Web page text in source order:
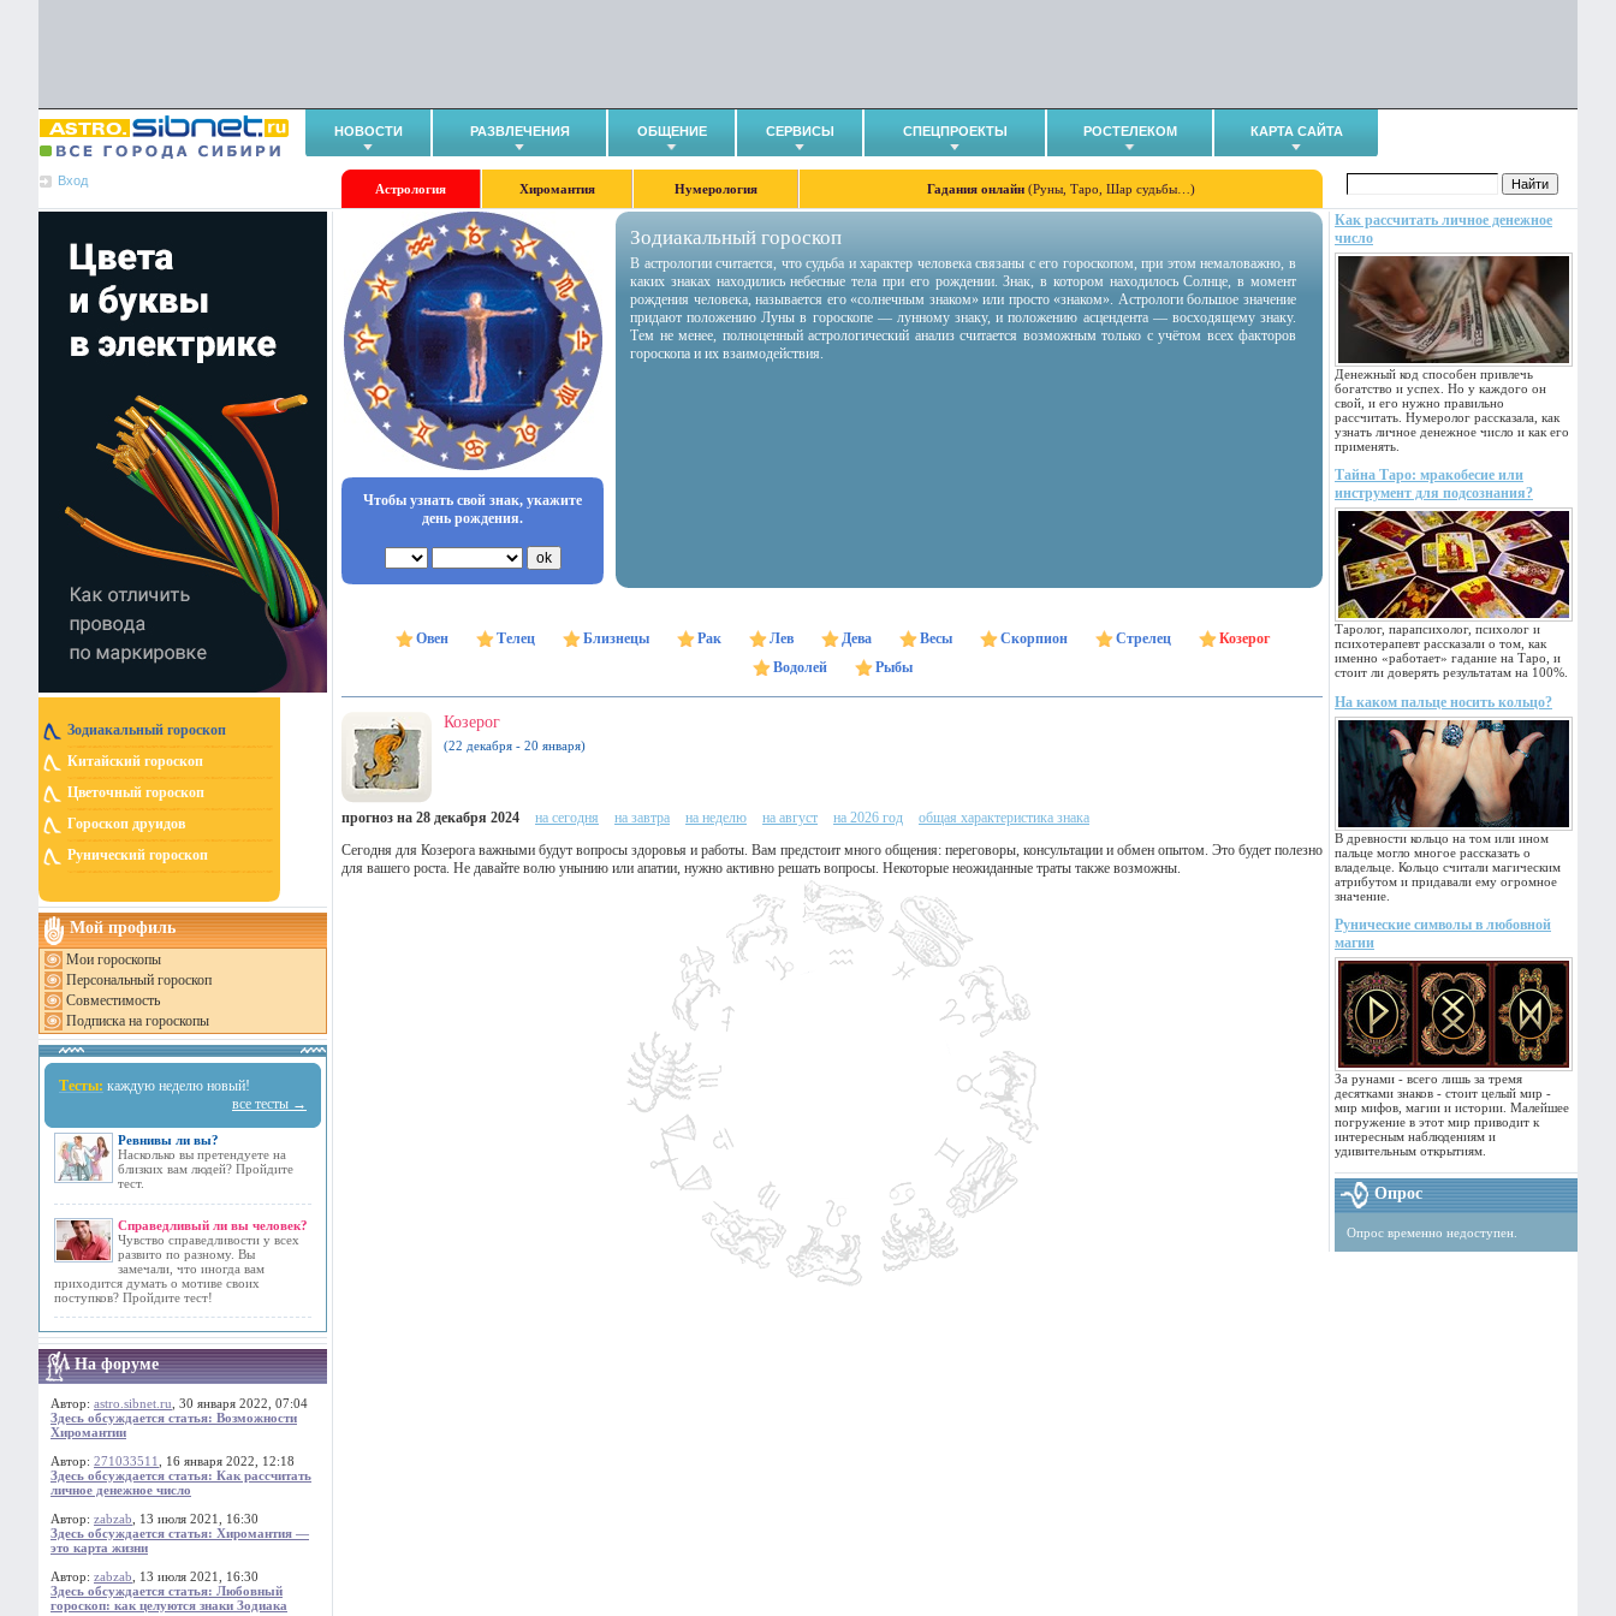
НОВОСТИ РАЗВЛЕЧЕНИЯ ОБЩЕНИЕ СЕРВИСЫ СПЕЦПРОЕКТЫ РОСТЕЛЕКОМ КАРТА САЙТА
Вход
Астрология Хиромантия Нумерология Гадания онлайн (Руны, Таро, Шар судьбы…)
Зодиакальный гороскоп
Китайский гороскоп
Цветочный гороскоп
Гороскоп друидов
Рунический гороскоп
Мой профиль
Мои гороскопы
Персональный гороскоп
Совместимость
Подписка на гороскопы
Тесты: каждую неделю новый!
все тесты →
Ревнивы ли вы?
Насколько вы претендуете на
близких вам людей? Пройдите
тест.
Справедливый ли вы человек?
Чувство справедливости у всех
развито по разному. Вы
замечали, что иногда вам
приходится думать о мотиве своих
поступков? Пройдите тест!
На форуме
Автор: astro.sibnet.ru , 30 января 2022, 07:04
Здесь обсуждается статья: Возможности
Хиромантии
Автор: 271033511
, 16 января 2022, 12:18
Здесь обсуждается статья: Как рассчитать
личное денежное число
Автор: zabzab , 13 июля 2021, 16:30
Здесь обсуждается статья: Хиромантия —
это карта жизни
Автор: zabzab , 13 июля 2021, 16:30
Здесь обсуждается статья: Любовный
гороскоп: как целуются знаки Зодиака
Как рассчитать личное денежное
число
Денежный код способен привлечь
богатство и успех. Но у каждого он
свой, и его нужно правильно
рассчитать. Нумеролог рассказала, как
узнать личное денежное число и как его
применять.
Тайна Таро: мракобесие или
инструмент для подсознания?
Таролог, парапсихолог, психолог и
психотерапевт рассказали о том, как
именно «работает» гадание на Таро, и
стоит ли доверять результатам на 100%.
На каком пальце носить кольцо?
В древности кольцо на том или ином
пальце могло многое рассказать о
владельце. Кольцо считали магическим
атрибутом и придавали ему огромное
значение.
Рунические символы в любовной
магии
За рунами - всего лишь за тремя
десятками знаков - стоит целый мир -
мир мифов, магии и истории. Малейшее
погружение в этот мир приводит к
интересным наблюдениям и
удивительным открытиям.
Опрос
Опрос временно недоступен.
Чтобы узнать свой знак, укажите
день рождения.
Зодиакальный гороскоп
В астрологии считается, что судьба и характер человека связаны с его гороскопом, при этом немаловажно, в
каких знаках находились небесные тела при его рождении. Знак, в котором находилось Солнце, в момент
рождения человека, называется его «солнечным знаком» или просто «знаком». Астрологи большое значение
придают положению Луны в гороскопе — лунному знаку, и положению асцендента — восходящему знаку.
Тем не менее, полноценный астрологический анализ считается возможным только с учётом всех факторов
гороскопа и их взаимодействия.
Овен Телец Близнецы Рак Лев Дева Весы Скорпион Стрелец
Козерог
Водолей
Рыбы
Козерог
(22 декабря - 20 января)
прогноз на 28 декабря 2024 на сегодня на завтра на неделю на август на 2026 год
общая характеристика знака
Сегодня для Козерога важными будут вопросы здоровья и работы. Вам предстоит много общения: переговоры, консультации и обмен опытом. Это будет полезно
для вашего роста. Не давайте волю унынию или апатии, нужно активно решать вопросы. Некоторые неожиданные траты также возможны.